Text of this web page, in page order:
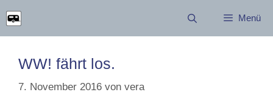
Inhalt
springen
Menü
WW! fährt los.
7. November 2016 von vera